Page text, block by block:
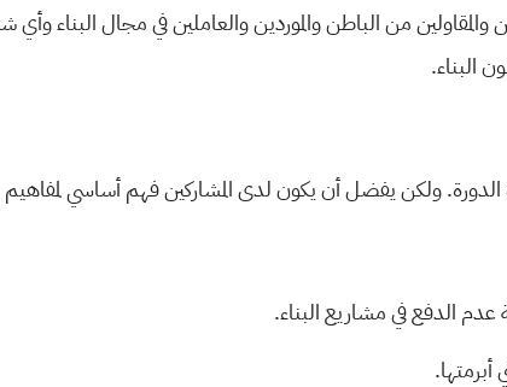
من الباطن والموردين والعاملين في مجال
البناء.
ولكن يفضل أن يكون لدى المشاركين فهم أساسي لمفاهيم
عدم الدفع في مشاريع البناء.